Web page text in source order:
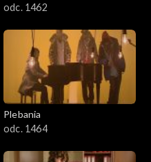
odc. 1462
Plebania
odc. 1464